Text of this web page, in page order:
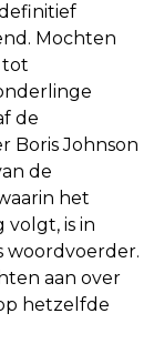
Mochten
tot
de
Boris Johnson
de
het
volgt, is in
woordvoerder.
aan over
hetzelfde